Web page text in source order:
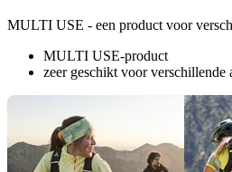
MULTI USE - een product voor
MULTI USE-product
zeer geschikt voor verschillende